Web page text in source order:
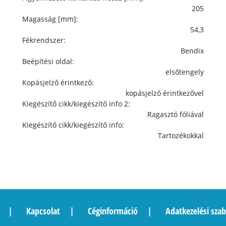
205
Magasság [mm]:
54,3
Fékrendszer:
Bendix
Beépítési oldal:
elsőtengely
Kopásjelző érintkező:
kopásjelző érintkezővel
Kiegészítő cikk/kiegészítő info 2:
Ragasztó fóliával
Kiegészítő cikk/kiegészítő info:
Tartozékokkal
Kapcsolat Céginformáció Adatkezelési